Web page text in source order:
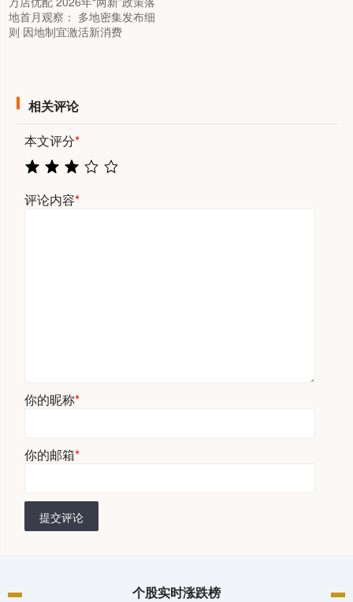
地首月观察： 多地密集发布细
则 因地制宜激活新消费
相关评论
本文评分*
评论内容*
你的昵称*
你的邮箱*
提交评论
个股实时涨跌榜